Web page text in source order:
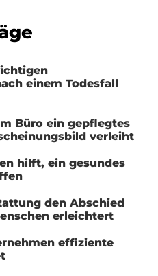
einem Todesfall
Büro ein gepflegtes
verleiht
hilft, ein gesundes
den Abschied
erleichtert
effiziente